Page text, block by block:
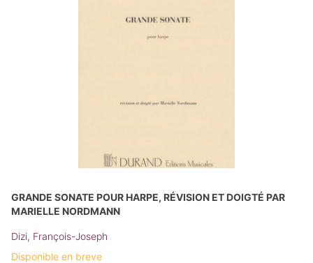
GRANDE SONATE POUR HARPE, RÉVISION ET DOIGTÉ PAR
MARIELLE NORDMANN
Dizi, François-Joseph
Disponible en breve